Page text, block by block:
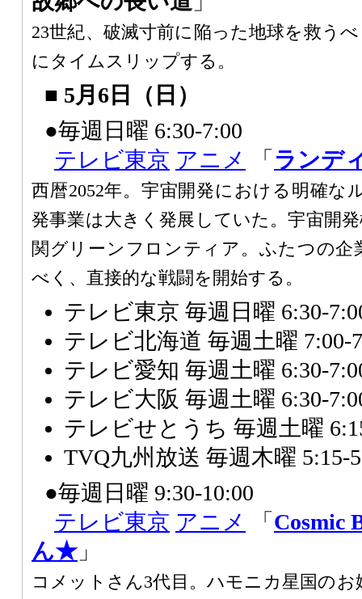
23世紀、破滅寸前に陥った地球を救う
にタイムスリップする。
■ 5月6日（日）
●毎週日曜 6:30-7:00
テレビ東京 アニメ 「 ランデ
西暦2052年。宇宙開発における明確な
発事業は大きく発展していた。宇宙開
関グリーンフロンティア。ふたつの企
べく、直接的な戦闘を開始する。
テレビ東京 毎週日曜 6:30-
テレビ北海道 毎週土曜 7:00-
テレビ愛知 毎週土曜 6:30-
テレビ大阪 毎週土曜 6:30-
テレビせとうち 毎週土曜
TVQ九州放送 毎週木曜 5:15-
●毎週日曜 9:30-10:00
テレビ東京 アニメ 「 Cosmic
ん★」
コメットさん3代目。ハモニカ星国の